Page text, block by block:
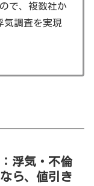
で、複数社か
気調査を実現
浮気・不倫
ら、値引き